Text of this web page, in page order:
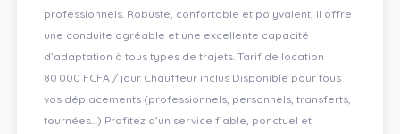
professionnels. Robuste, confortable et polyvalent, il offre
une conduite agréable et une excellente capacité
d’adaptation à tous types de trajets. Tarif de location
80 000 FCFA / jour Chauffeur inclus Disponible pour tous
vos déplacements (professionnels, personnels, transferts,
tournées…) Profitez d’un service fiable, ponctuel et